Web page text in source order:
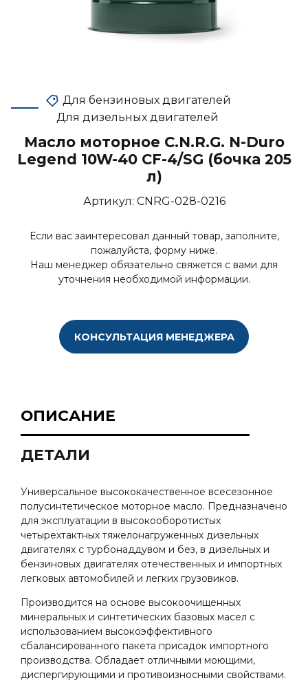
Для бензиновых двигателей
Для дизельных двигателей
Масло моторное C.N.R.G. N-Duro
Legend 10W-40 CF-4/SG (бочка 205
л)
Артикул: CNRG-028-0216
Если вас заинтересовал данный товар, заполните,
пожалуйста, форму ниже.
Наш менеджер обязательно свяжется с вами для
уточнения необходимой информации.
КОНСУЛЬТАЦИЯ МЕНЕДЖЕРА
ОПИСАНИЕ
ДЕТАЛИ
Универсальное высококачественное всесезонное
полусинтетическое моторное масло. Предназначено
для эксплуатации в высокооборотистых
четырехтактных тяжелонагруженных дизельных
двигателях с турбонаддувом и без, в дизельных и
бензиновых двигателях отечественных и импортных
легковых автомобилей и легких грузовиков.
Производится на основе высокоочищенных
минеральных и синтетических базовых масел с
использованием высокоэффективного
сбалансированного пакета присадок импортного
производства. Обладает отличными моющими,
диспергирующими и противоизносными свойствами.